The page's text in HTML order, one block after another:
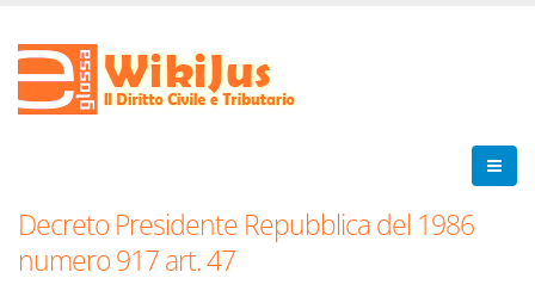
Decreto Presidente Repubblica del 1986
numero 917 art. 47